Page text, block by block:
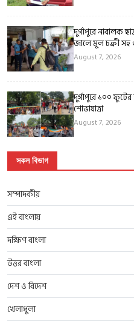
দুর্গাপুরে নাবালক
জালে মূল চক্রী সহ
August 7, 2026
দুর্গাপুরে ১০০ ফুটের
শোভাযাত্রা
August 7, 2026
সকল বিভাগ
সম্পাদকীয়
এই বাংলায়
দক্ষিণ বাংলা
উত্তর বাংলা
দেশ ও বিদেশ
খেলাধুলা